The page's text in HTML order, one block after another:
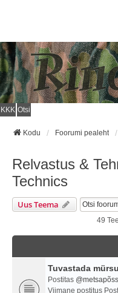
KKK Otsi
Kodu Foorumi pealeht
Relvastus &
Technics
Uus Teema
49
Tuvastada
Postitas
Viimane postitus